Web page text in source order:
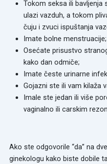
Tokom seksa ili bavljenja
ulazi vazduh, a tokom
čuju i zvuci ispuštanja
Imate bolne menstruacije;
Osećate prisustvo
kako dan odmiče;
Imate česte urinarne
Gojazni ste ili vam kilaža
Imale ste jedan ili više
vaginalno ili carskim
Ako ste odgovorile “da” na
ginekologu kako biste dobile